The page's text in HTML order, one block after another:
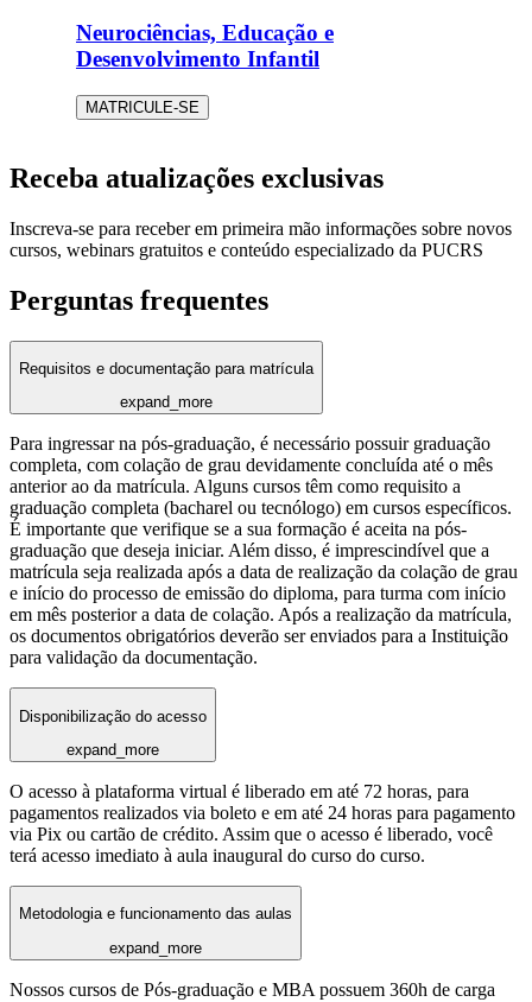
Neurociências, Educação e
Desenvolvimento Infantil
MATRICULE-SE
Receba atualizações exclusivas
Inscreva-se para receber em primeira mão informações sobre novos
cursos, webinars gratuitos e conteúdo especializado da PUCRS
Perguntas frequentes
Requisitos e documentação para matrícula
expand_more
Para ingressar na pós-graduação, é necessário possuir graduação
completa, com colação de grau devidamente concluída até o mês
anterior ao da matrícula. Alguns cursos têm como requisito a
graduação completa (bacharel ou tecnólogo) em cursos específicos.
É importante que verifique se a sua formação é aceita na pós-
graduação que deseja iniciar. Além disso, é imprescindível que a
matrícula seja realizada após a data de realização da colação de grau
e início do processo de emissão do diploma, para turma com início
em mês posterior a data de colação. Após a realização da matrícula,
os documentos obrigatórios deverão ser enviados para a Instituição
para validação da documentação.
Disponibilização do acesso
expand_more
O acesso à plataforma virtual é liberado em até 72 horas, para
pagamentos realizados via boleto e em até 24 horas para pagamento
via Pix ou cartão de crédito. Assim que o acesso é liberado, você
terá acesso imediato à aula inaugural do curso do curso.
Metodologia e funcionamento das aulas
expand_more
Nossos cursos de Pós-graduação e MBA possuem 360h de carga